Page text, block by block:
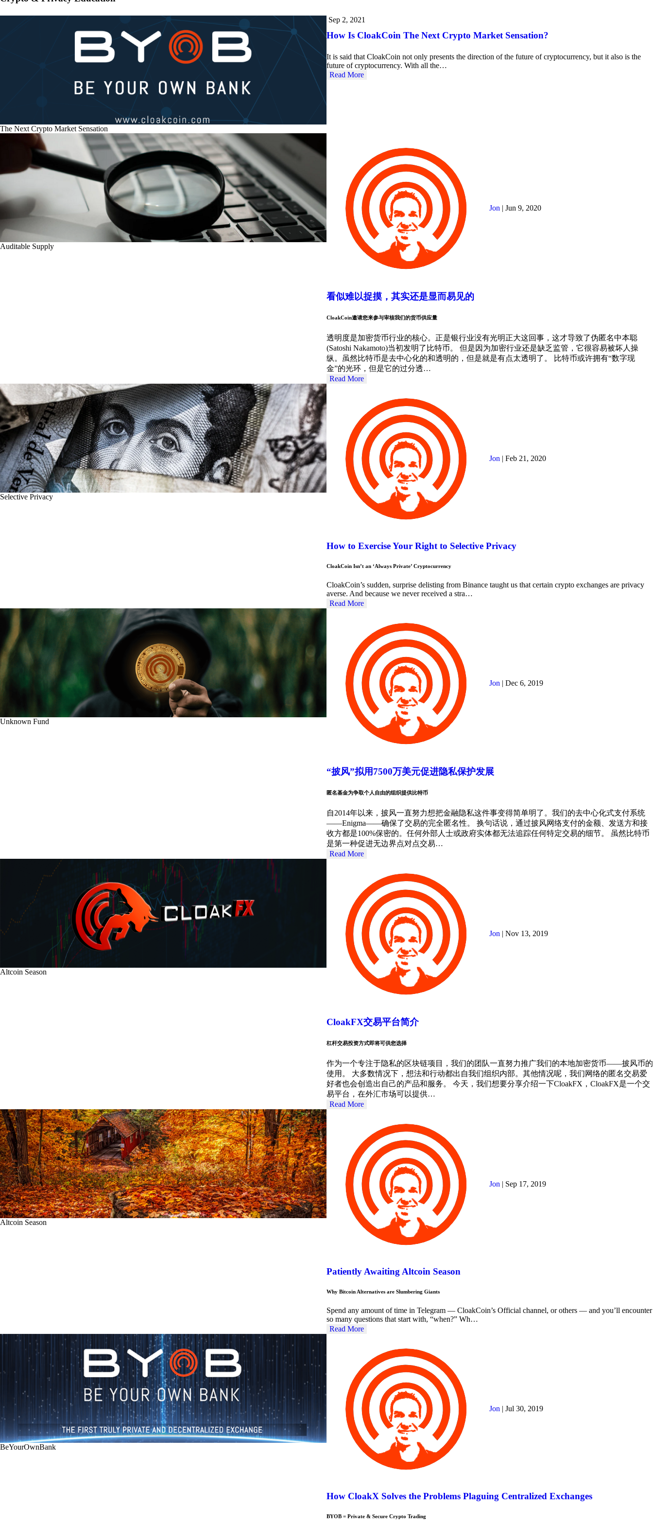
The Next Crypto Market Sensation
Sep 2, 2021
How Is CloakCoin The Next Crypto Market Sensation?
It is said that CloakCoin not only presents the direction of the future of cryptocurrency, but it also is the
future of cryptocurrency. With all the…
Read More
Auditable Supply
Jon | Jun 9, 2020
看似难以捉摸，其实还是显而易见的
CloakCoin邀请您来参与审核我们的货币供应量
透明度是加密货币行业的核心。正是银行业没有光明正大这回事，这才导致了伪匿名中本聪
(Satoshi Nakamoto)当初发明了比特币。 但是因为加密行业还是缺乏监管，它很容易被坏人操
纵。虽然比特币是去中心化的和透明的，但是就是有点太透明了。 比特币或许拥有“数字现
金”的光环，但是它的过分透…
Read More
Selective Privacy
Jon Feb 21, 2020
How to Exercise Your Right to Selective Privacy
CloakCoin Isn’t an ‘Always Private’ Cryptocurrency
CloakCoin’s sudden, surprise delisting from Binance taught us that certain crypto exchanges are privacy
averse. And because we never received a stra…
Read More
Unknown Fund
Jon | Dec 6, 2019
“披风”拟用7500万美元促进隐私保护发展
匿名基金为争取个人自由的组织提供比特币
自2014年以来，披风一直努力想把金融隐私这件事变得简单明了。我们的去中心化式支付系统
——Enigma——确保了交易的完全匿名性。 换句话说，通过披风网络支付的金额、发送方和接
收方都是100%保密的。任何外部人士或政府实体都无法追踪任何特定交易的细节。 虽然比特币
是第一种促进无边界点对点交易…
Read More
Altcoin Season
Jon | Nov 13, 2019
CloakFX交易平台简介
杠杆交易投资方式即将可供您选择
作为一个专注于隐私的区块链项目，我们的团队一直努力推广我们的本地加密货币——披风币的
使用。 大多数情况下，想法和行动都出自我们组织内部。其他情况呢，我们网络的匿名交易爱
好者也会创造出自己的产品和服务。 今天，我们想要分享介绍一下CloakFX，CloakFX是一个交
易平台，在外汇市场可以提供…
Read More
Altcoin Season
Jon Sep 17, 2019
Patiently Awaiting Altcoin Season
Why Bitcoin Alternatives are Slumbering Giants
Spend any amount of time in Telegram — CloakCoin’s Official channel, or others — and you’ll encounter
so many questions that start with, “when?” Wh…
Read More
BeYourOwnBank
Jon | Jul 30, 2019
How CloakX Solves the Problems Plaguing Centralized Exchanges
BYOB = Private & Secure Crypto Trading